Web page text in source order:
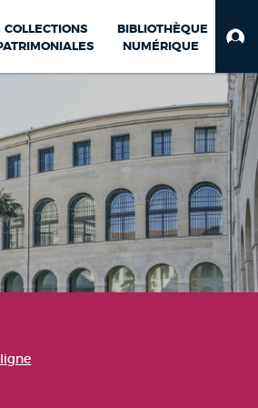
COLLECTIONS
BIBLIOTHÈQUE
NUMÉRIQUE